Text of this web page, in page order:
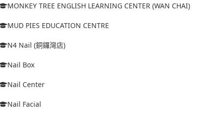
MONKEY TREE ENGLISH LEARNING CENTER (WAN CHAI)
MUD PIES EDUCATION CENTRE
N4 Nail (銅鑼灣店)
Nail Box
Nail Center
Nail Facial